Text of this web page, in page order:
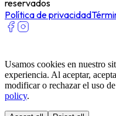
reservados
Política de privacidad
Usamos cookies en nuestro
experiencia. Al aceptar,
modificar o rechazar el uso
policy.